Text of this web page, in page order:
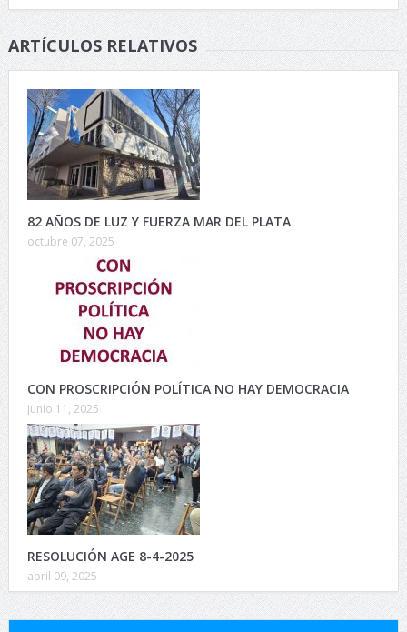
ARTÍCULOS RELATIVOS
82 AÑOS DE LUZ Y FUERZA MAR DEL PLATA
octubre 07, 2025
CON PROSCRIPCIÓN POLÍTICA NO HAY DEMOCRACIA
junio 11, 2025
RESOLUCIÓN AGE 8-4-2025
abril 09, 2025